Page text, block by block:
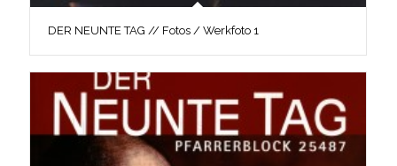
DER NEUNTE TAG // Fotos / Werkfoto 1